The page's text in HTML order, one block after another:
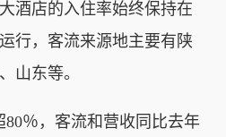
店的入住率始终保持在
行，客流来源地主要有陕
山东等。
％，客流和营收同比去年